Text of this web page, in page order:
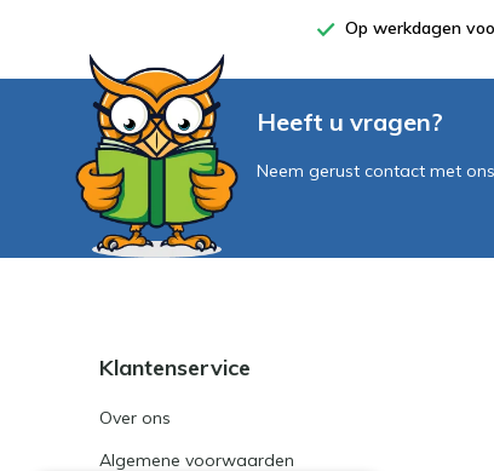
Op werkdagen
Heeft u vragen?
Neem gerust contact met
Klantenservice
Over ons
Algemene voorwaarden